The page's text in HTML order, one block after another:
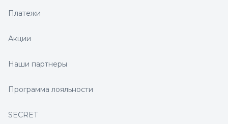
Платежи
Акции
Наши партнеры
Программа лояльности
SECRET